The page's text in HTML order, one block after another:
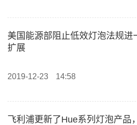
美国能源部阻止低效灯泡法规进
扩展
2019-12-23 14:58
飞利浦更新了Hue系列灯泡产品